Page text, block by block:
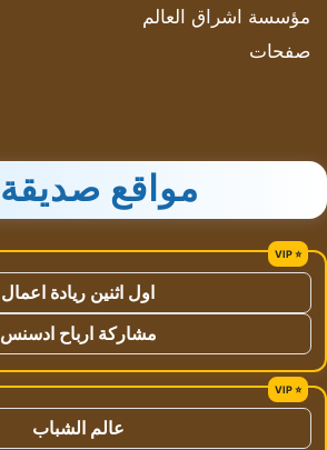
مؤسسة اشراق العالم
صفحات
مواقع صديقة
اول اثنين ريادة اعمال
مشاركة ارباح ادسنس
عالم الشباب